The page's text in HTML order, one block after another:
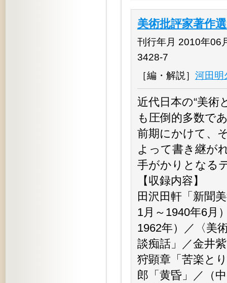
美術批評家著作
刊行年月 2010年06
3428-7
［編・解説］ 河田明
近代日本の“美術
も圧倒的多数で
前期にかけて、
よって書き継が
手がかりとなる
【収録内容】
田沢田軒「新聞
1月～1940年6月
1962年）／〈美
談痴話」／金井
狩顕章「苦楽と
郎「黄昏」／（